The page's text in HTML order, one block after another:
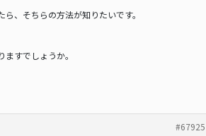
、そちらの方法が知りたいです。
すでしょうか。
#67925